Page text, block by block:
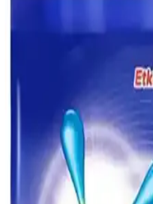
El yıkama deterjanları, günlük
ve bakterileri etkin şekilde temizler,
Çamaşır Şampuanı Nasıl
Pratik Bilgilerle Doğru
Çamaşır şampuanı, hassas kumaşlar
Dozaj ve kullanım talimatlarına dikkat
nazik temizlik sağlar. Kalıntı
Dalan Sıvı Sabun 4 LT: Çok
Temizlik Çözümü